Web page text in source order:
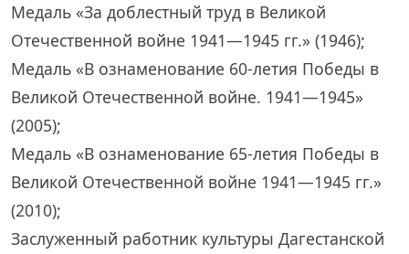
Медаль «За доблестный труд в Великой
Отечественной войне 1941—1945 гг.» (1946);
Медаль «В ознаменование 60-летия Победы в
Великой Отечественной войне. 1941—1945»
(2005);
Медаль «В ознаменование 65-летия Победы в
Великой Отечественной войне 1941—1945 гг.»
(2010);
Заслуженный работник культуры Дагестанской